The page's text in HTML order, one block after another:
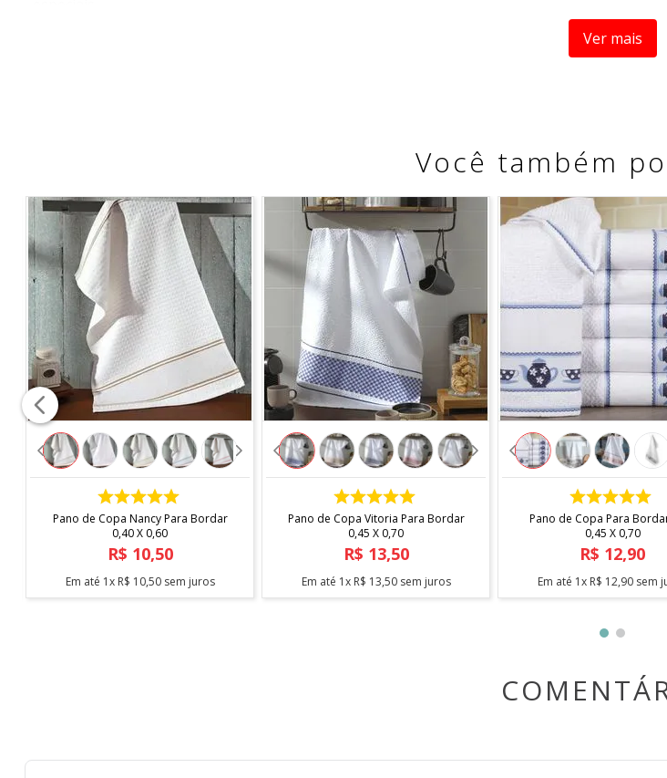
, alia resistência, ótimo
que protege contra manchas e permite limpeza rápida apenas com um pano, facilitando a
Detalhes do Produto
Acabamento comtecnologia Dohler Clean– proteção contra manchas
Conteúdo da Embalagem
01 x Toalha de Mesa Retangular.
"Imagens meramente ilustrativas"
Ver mais
Você também
COMPRAR
Pano de Copa Nancy Para Bordar
0,40 X 0,60
R$ 10,50
Em até 1x R$ 10,50sem juros
COMPRAR
Pano de Copa Vitoria Para Bordar
0,45 X 0,70
R$ 13,50
Em até 1x R$ 13,50sem juros
COMPRAR
Pano de Copa Para
0,45 X 0,70
R$ 12,90
Em até 1x R$ 12,90 sem